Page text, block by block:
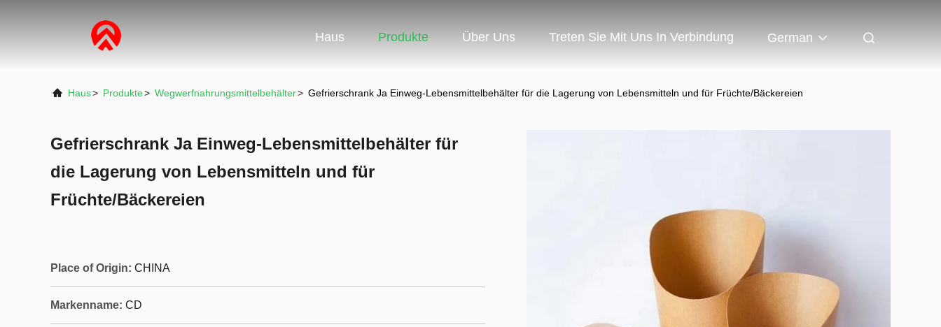
Haus Produkte Über Uns Treten Sie Mit Uns In Verbindung German
Haus> Produkte> Wegwerfnahrungsmittelbehälter> Gefrierschrank Ja Einweg-Lebensmittelbehälter für die Lagerung von Lebensmitteln und für Früchte/Bäckereien
Gefrierschrank Ja Einweg-Lebensmittelbehälter für
die Lagerung von Lebensmitteln und für
Früchte/Bäckereien
Place of Origin: CHINA
Markenname: CD